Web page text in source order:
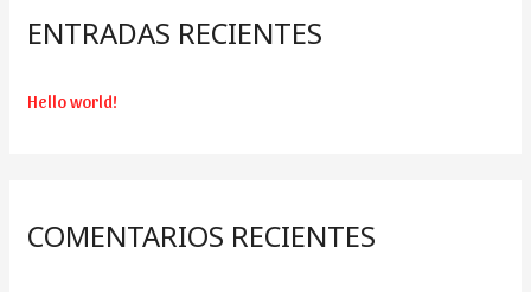
rENTRADAS RECIENTES
Hello world!
COMENTARIOS RECIENTES